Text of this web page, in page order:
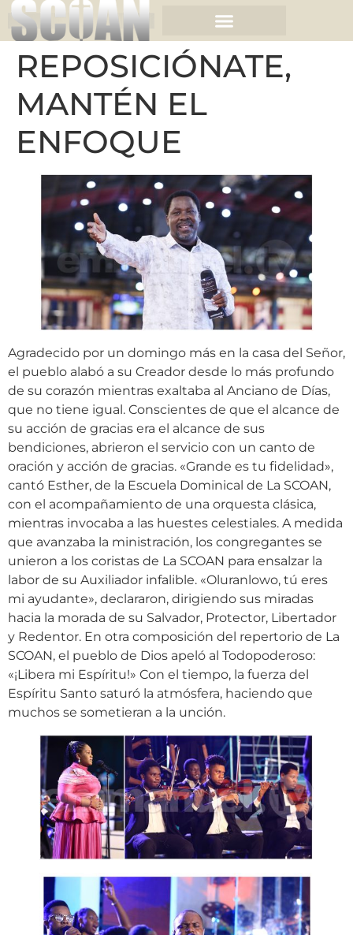
REPOSICIÓNATE,
MANTÉN EL
ENFOQUE
Agradecido por un domingo más en la casa del Señor,
el pueblo alabó a su Creador desde lo más profundo
de su corazón mientras exaltaba al Anciano de Días,
que no tiene igual. Conscientes de que el alcance de
su acción de gracias era el alcance de sus
bendiciones, abrieron el servicio con un canto de
oración y acción de gracias. «Grande es tu fidelidad»,
cantó Esther, de la Escuela Dominical de La SCOAN,
con el acompañamiento de una orquesta clásica,
mientras invocaba a las huestes celestiales. A medida
que avanzaba la ministración, los congregantes se
unieron a los coristas de La SCOAN para ensalzar la
labor de su Auxiliador infalible. «Oluranlowo, tú eres
mi ayudante», declararon, dirigiendo sus miradas
hacia la morada de su Salvador, Protector, Libertador
y Redentor. En otra composición del repertorio de La
SCOAN, el pueblo de Dios apeló al Todopoderoso:
«¡Libera mi Espíritu!» Con el tiempo, la fuerza del
Espíritu Santo saturó la atmósfera, haciendo que
muchos se sometieran a la unción.